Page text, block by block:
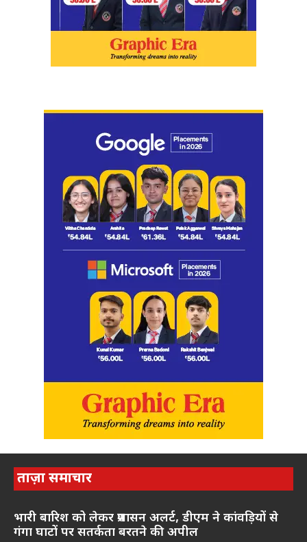
ताज़ा समाचार
भारी बारिश को लेकर प्रशासन अलर्ट, डीएम ने कांवड़ियों से
गंगा घाटों पर सतर्कता बरतने की अपील